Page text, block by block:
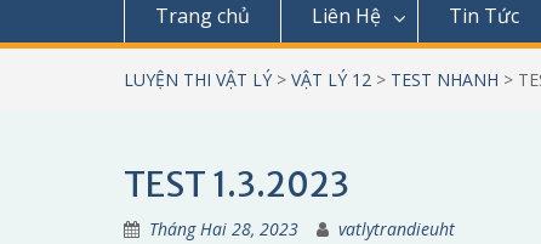
Trang chủ Liên Hệ Tin Tức
LUYỆN THI VẬT LÝ > VẬT LÝ 12 > TEST NHANH >
TEST 1.3.2023
Tháng Hai 28, 2023 vatlytrandieuht